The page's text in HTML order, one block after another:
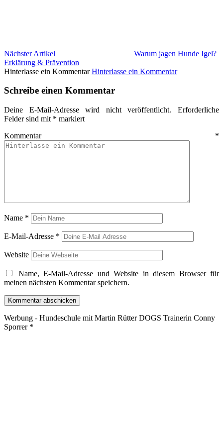
Nächster Artikel
Warum jagen Hunde Igel?
Erklärung & Prävention
Hinterlasse ein Kommentar Hinterlasse ein Kommentar
Schreibe einen Kommentar
Deine E-Mail-Adresse wird nicht veröffentlicht.
Erforderliche
Felder sind mit * markiert
Kommentar *
Name *
E-Mail-Adresse *
Website
Name, E-Mail-Adresse und Website in diesem Browser für
meinen nächsten Kommentar speichern.
Werbung - Hundeschule mit Martin Rütter DOGS Trainerin Conny
Sporrer *